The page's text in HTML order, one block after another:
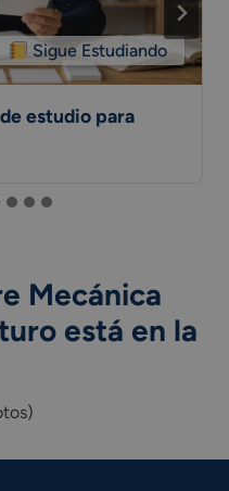
Sigue Estudiando
estudio para
Mecánica
está en la